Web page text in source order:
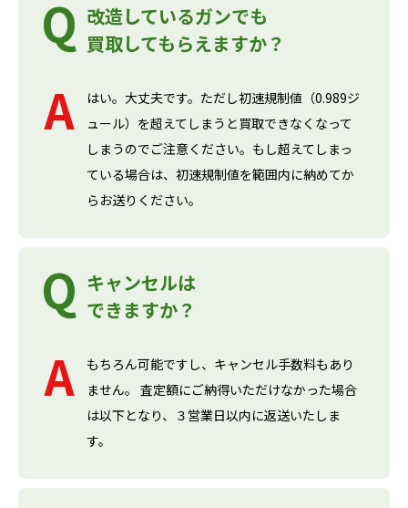
改造しているガンでも
買取してもらえますか？
はい。大丈夫です。ただし初速規制値（0.989ジ
ュール）を超えてしまうと買取できなくなって
しまうのでご注意ください。もし超えてしまっ
ている場合は、初速規制値を範囲内に納めてか
らお送りください。
キャンセルは
できますか？
もちろん可能ですし、キャンセル手数料もあり
ません。 査定額にご納得いただけなかった場合
は以下となり、３営業日以内に返送いたしま
す。